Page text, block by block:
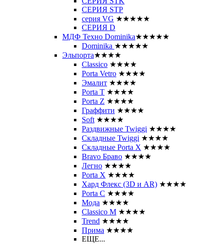
СЕРИЯ STP
серия VG ★★★★★
СЕРИЯ D
МДФ Техно Dominika★★★★★
Dominika ★★★★★
Эльпорта★★★★
Classico ★★★★
Porta Vetro ★★★★
Эмалит ★★★★
Porta T ★★★★
Porta Z ★★★★
Граффити ★★★★
Soft ★★★★
Раздвижные Twiggi ★★★★
Складные Twiggi ★★★★
Складные Porta X ★★★★
Bravo Браво ★★★★
Легно ★★★★
Porta X ★★★★
Хард Флекс (3D и AR) ★★★★
Porta C ★★★★
Мода ★★★★
Classico M ★★★★
Trend ★★★★
Прима ★★★★
ЕЩЕ...